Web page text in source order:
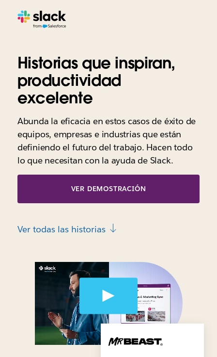
Historias que inspiran,
productividad
excelente
Abunda la eficacia en estos casos de éxito de
equipos, empresas e industrias que están
definiendo el futuro del trabajo. Hacen todo
lo que necesitan con la ayuda de Slack.
VER DEMOSTRACIÓN
Ver todas las historias